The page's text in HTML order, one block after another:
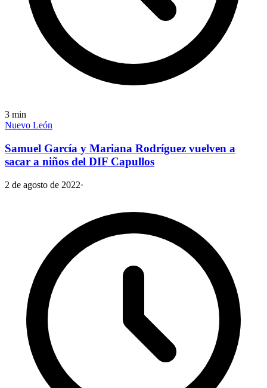
3 min
Nuevo León
Samuel García y Mariana Rodríguez vuelven a
sacar a niños del DIF Capullos
2 de agosto de 2022·